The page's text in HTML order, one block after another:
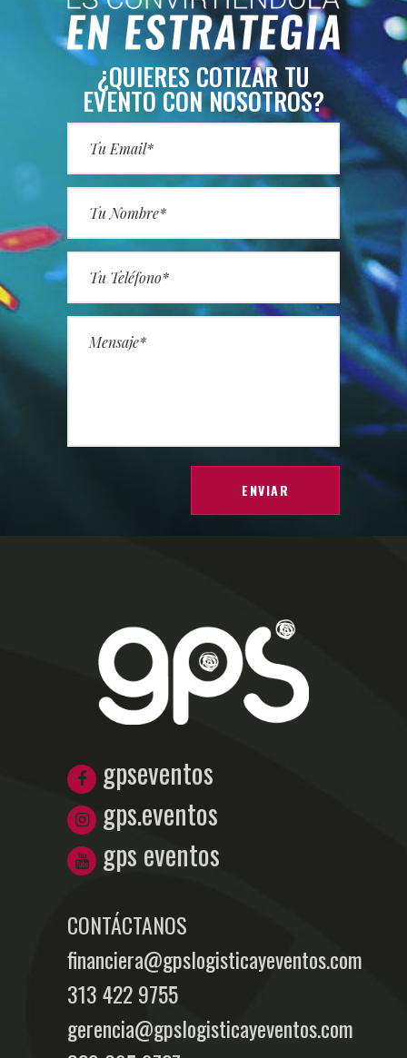
¿QUIERES COTIZAR TU
EVENTO CON NOSOTROS?
gpseventos
gps.eventos
gps eventos
CONTÁCTANOS
financiera@gpslogisticayeventos.com
313 422 9755
gerencia@gpslogisticayeventos.com